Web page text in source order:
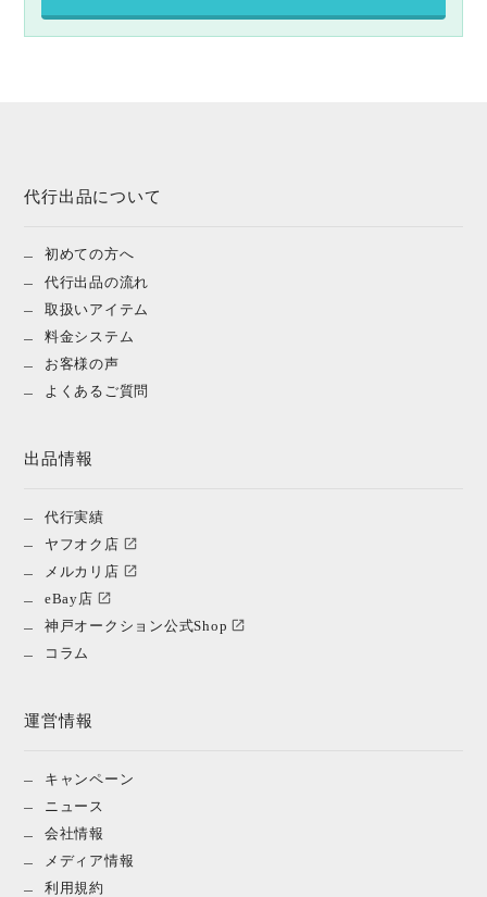
代行出品について
初めての方へ
代行出品の流れ
取扱いアイテム
料金システム
お客様の声
よくあるご質問
出品情報
代行実績
ヤフオク店
メルカリ店
eBay店
神戸オークション公式Shop
コラム
運営情報
キャンペーン
ニュース
会社情報
メディア情報
利用規約